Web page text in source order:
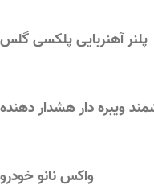
پلنر آهنربایی پلکسی گلس
ویبره‌ دار هشدار دهنده
واکس نانو خودرو